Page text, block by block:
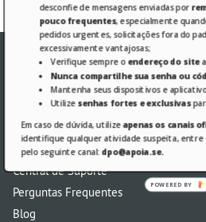
AJUDA
Central de Suporte
Perguntas Frequentes
Blog
Em caso de dúvida, utilizeapenas os canais
identifique qualquer atividade suspeita,
pelo seguinte canal: dpo@apoia.se.
desconfie de mensagens enviadas por
pouco frequentes, especialmente
pedidos urgentes, solicitações fora do
excessivamente vantajosas;
Verifique sempre o endereço do site
Nunca compartilhe sua senha ou
Mantenha seus dispositivos e
Utilize senhas fortes e exclusivas
POWERED BY